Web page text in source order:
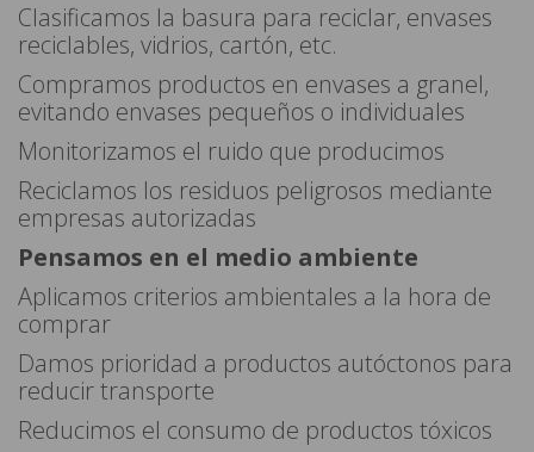
Clasificamos la basura para reciclar, envases
reciclables, vidrios, cartón, etc.
Compramos productos en envases a granel,
evitando envases pequeños o individuales
Monitorizamos el ruido que producimos
Reciclamos los residuos peligrosos mediante
empresas autorizadas
Pensamos en el medio ambiente
Aplicamos criterios ambientales a la hora de
comprar
Damos prioridad a productos autóctonos para
reducir transporte
Reducimos el consumo de productos tóxicos